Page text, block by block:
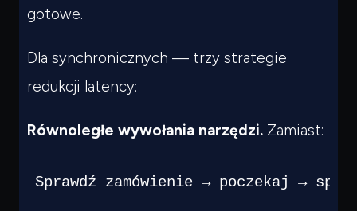
gotowe.
Dla synchronicznych — trzy strategie
redukcji latency:
Równoległe wywołania narzędzi. Zamiast:
Sprawdź zamówienie → poczekaj →